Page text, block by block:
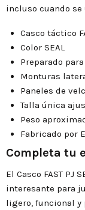
incluso cuando
Casco táctico
Color SEAL
Preparado
Monturas
Paneles de
Talla única
Peso
Fabricado por
Completa tu
El Casco FAST PJ
interesante para
ligero, funcional y